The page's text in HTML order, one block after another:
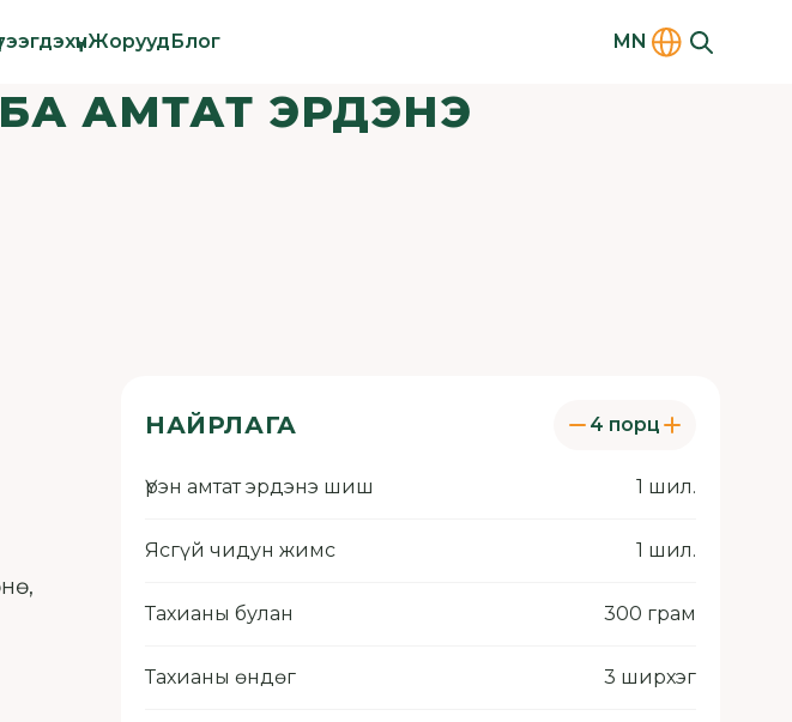
ЖоруудБлог MN
АМТАТ ЭРДЭНЭ
НАЙРЛАГА 4 порц
Үрэн амтат эрдэнэ шиш 1 шил.
Ясгүй чидун жимс 1 шил.
Тахианы булан 300 грам
Тахианы өндөг 3 ширхэг